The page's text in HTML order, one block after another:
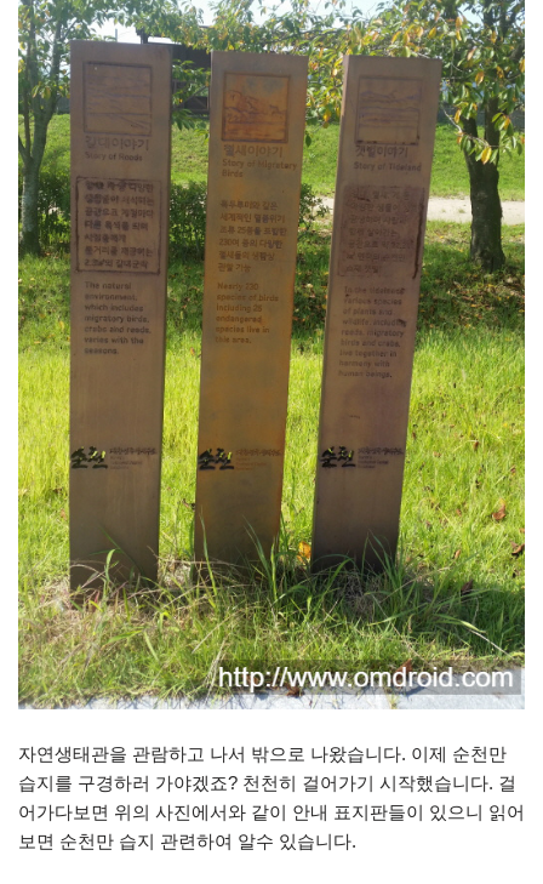
자연생태관을 관람하고 나서 밖으로 나왔습니다. 이제 순천만
습지를 구경하러 가야겠죠? 천천히 걸어가기 시작했습니다. 걸
어가다보면 위의 사진에서와 같이 안내 표지판들이 있으니 읽어
보면 순천만 습지 관련하여 알수 있습니다.